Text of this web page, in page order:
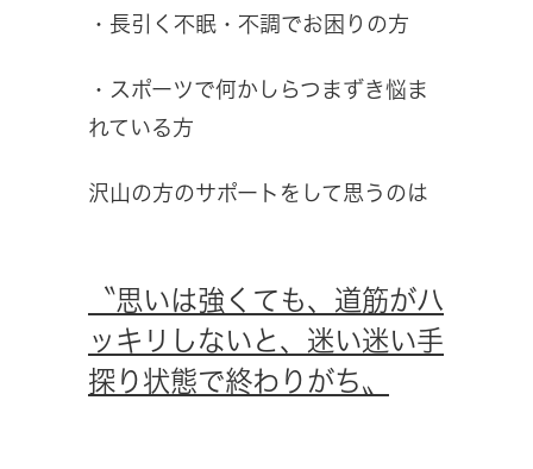
・長引く不眠・不調でお困りの方
・スポーツで何かしらつまずき悩ま
れている方
沢山の方のサポートをして思うのは
〝思いは強くても、道筋がハ
ッキリしないと、迷い迷い手
探り状態で終わりがち〟